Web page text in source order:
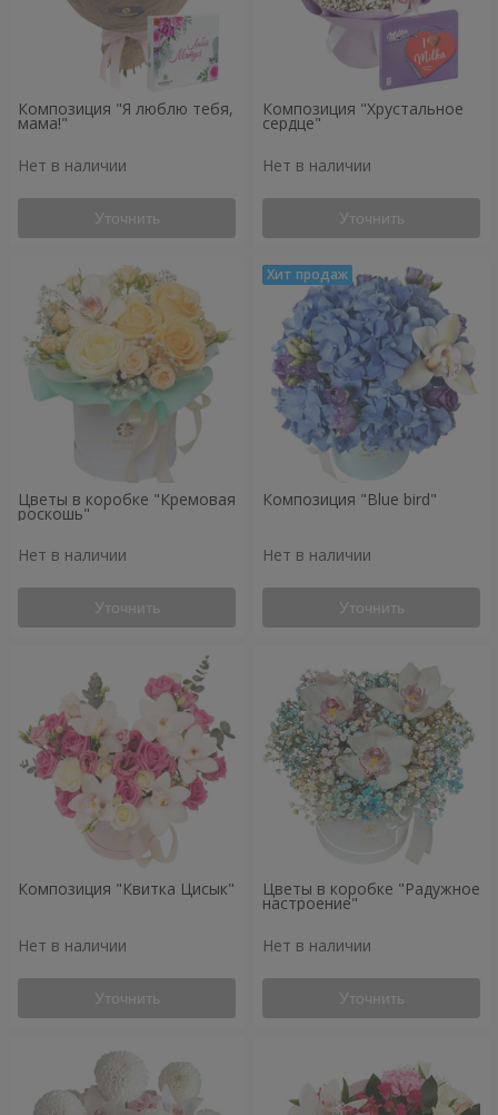
Композиция "Я люблю тебя,
мама!"
Нет в наличии
Уточнить
Композиция "Хрустальное
сердце"
Нет в наличии
Уточнить
Цветы в коробке "Кремовая
роскошь"
Нет в наличии
Уточнить
Композиция "Blue bird"
Нет в наличии
Уточнить
Композиция "Квитка Цисык"
Нет в наличии
Уточнить
Цветы в коробке "Радужное
настроение"
Нет в наличии
Уточнить